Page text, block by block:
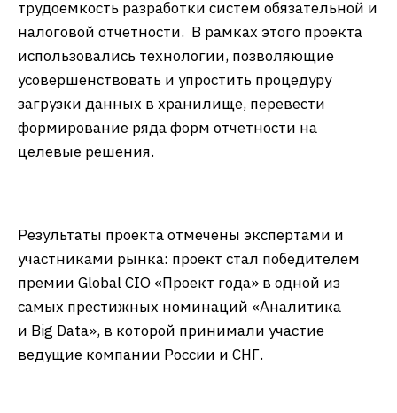
трудоемкость разработки систем обязательной и
налоговой отчетности. В рамках этого проекта
использовались технологии, позволяющие
усовершенствовать и упростить процедуру
загрузки данных в хранилище, перевести
формирование ряда форм отчетности на
целевые решения.
Результаты проекта отмечены экспертами и
участниками рынка: проект стал победителем
премии Global CIO «Проект года» в одной из
самых престижных номинаций «Аналитика
и Big Data», в которой принимали участие
ведущие компании России и СНГ.